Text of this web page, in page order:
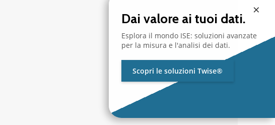
×
Dai valore ai tuoi dati.
Esplora il mondo ISE: soluzioni avanzate
per la misura e l'analisi dei dati.
Scopri le soluzioni Twise®